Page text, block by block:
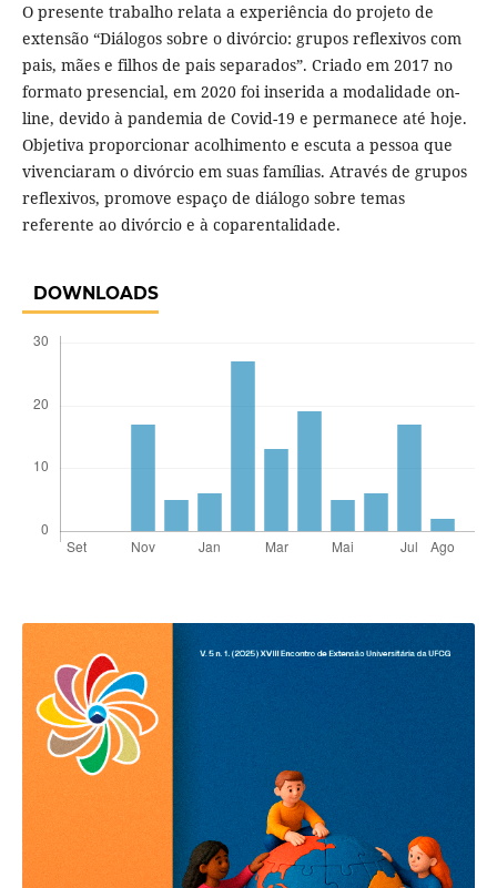
O presente trabalho relata a experiência do projeto de
extensão “Diálogos sobre o divórcio: grupos reflexivos com
pais, mães e filhos de pais separados”. Criado em 2017 no
formato presencial, em 2020 foi inserida a modalidade on-
line, devido à pandemia de Covid-19 e permanece até hoje.
Objetiva proporcionar acolhimento e escuta a pessoa que
vivenciaram o divórcio em suas famílias. Através de grupos
reflexivos, promove espaço de diálogo sobre temas
referente ao divórcio e à coparentalidade.
DOWNLOADS